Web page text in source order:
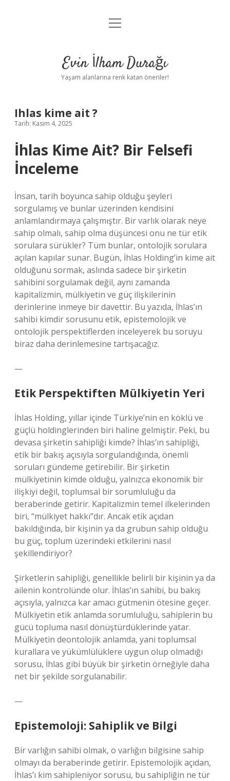
Anasayfa
Yasal Uyarı
menüyü
Evin İlham Durağı
Yaşam alanlarına renk katan öneriler!
Ihlas kime ait ?
Tarih: Kasım 4, 2025
İhlas Kime Ait? Bir Felsefi
İnceleme
İnsan, tarih boyunca sahip olduğu şeyleri
sorgulamış ve bunlar üzerinden kendisini
anlamlandırmaya çalışmıştır. Bir varlık olarak neye
sahip olmalı, sahip olma düşüncesi onu ne tür etik
sorulara sürükler? Tüm bunlar, ontolojik sorulara
açılan kapılar sunar. Bugün, İhlas Holding’in kime ait
olduğunu sormak, aslında sadece bir şirketin
sahibini sorgulamak değil, aynı zamanda
kapitalizmin, mülkiyetin ve güç ilişkilerinin
derinlerine inmeye bir davettir. Bu yazıda, İhlas’ın
sahibi kimdir sorusunu etik, epistemolojik ve
ontolojik perspektiflerden inceleyerek bu soruyu
biraz daha derinlemesine tartışacağız.
—
Etik Perspektiften Mülkiyetin Yeri
İhlas Holding, yıllar içinde Türkiye’nin en köklü ve
güçlü holdinglerinden biri haline gelmiştir. Peki, bu
devasa şirketin sahipliği kimde? İhlas’ın sahipliği,
etik bir bakış açısıyla sorgulandığında, önemli
soruları gündeme getirebilir. Bir şirketin
mülkiyetinin kimde olduğu, yalnızca ekonomik bir
ilişkiyi değil, toplumsal bir sorumluluğu da
beraberinde getirir. Kapitalizmin temel ilkelerinden
biri, “mülkiyet hakkı”dır. Ancak etik açıdan
bakıldığında, bir kişinin ya da grubun sahip olduğu
bu güç, toplum üzerindeki etkilerini nasıl
şekillendiriyor?
Şirketlerin sahipliği, genellikle belirli bir kişinin ya da
ailenin kontrolünde olur. İhlas’ın sahibi, bu bakış
açısıyla, yalnızca kar amacı gütmenin ötesine geçer.
Mülkiyetin etik anlamda sorumluluğu, sahiplerin bu
gücü topluma nasıl dönüştürdüklerinde yatar.
Mülkiyetin deontolojik anlamda, yani toplumsal
kurallara ve yükümlülüklere uygun olup olmadığı
sorusu, İhlas gibi büyük bir şirketin örneğiyle daha
net bir şekilde sorgulanabilir.
—
Epistemoloji: Sahiplik ve Bilgi
Bir varlığın sahibi olmak, o varlığın bilgisine sahip
olmayı da beraberinde getirir. Epistemolojik açıdan,
İhlas’ı kim sahipleniyor sorusu, bu sahipliğin ne tür